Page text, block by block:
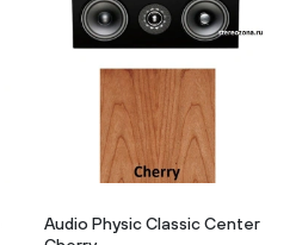
Audio Physic Classic Center